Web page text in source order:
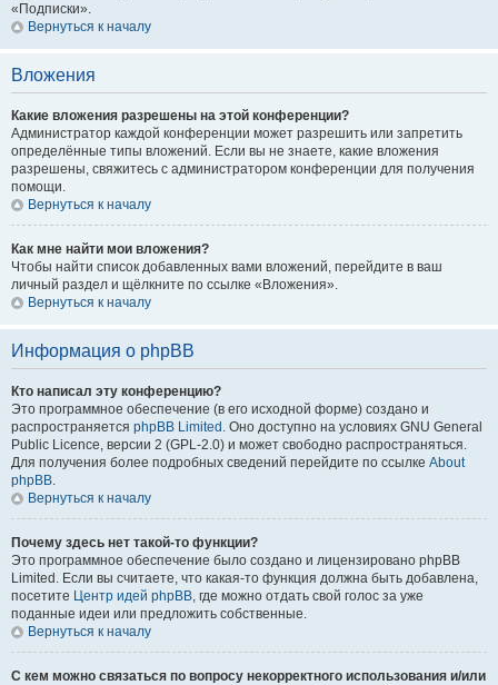
«Подписки».
Вернуться к началу
Вложения
Какие вложения разрешены на этой конференции?
Администратор каждой конференции может разрешить или запретить
определённые типы вложений. Если вы не знаете, какие вложения
разрешены, свяжитесь с администратором конференции для получения
помощи.
Вернуться к началу
Как мне найти мои вложения?
Чтобы найти список добавленных вами вложений, перейдите в ваш
личный раздел и щёлкните по ссылке «Вложения».
Вернуться к началу
Информация о phpBB
Кто написал эту конференцию?
Это программное обеспечение (в его исходной форме) создано и
распространяется phpBB Limited . Оно доступно на условиях GNU General
Public Licence, версии 2 (GPL-2.0) и может свободно распространяться.
Для получения более подробных сведений перейдите по ссылке About
phpBB.
Вернуться к началу
Почему здесь нет такой-то функции?
Это программное обеспечение было создано и лицензировано phpBB
Limited. Если вы считаете, что какая-то функция должна быть добавлена,
посетите Центр идей phpBB, где можно отдать свой голос за уже
поданные идеи или предложить собственные.
Вернуться к началу
С кем можно связаться по вопросу некорректного использования и/или